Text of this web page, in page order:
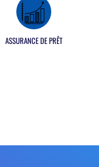
ASSURANCE DE PRÊT